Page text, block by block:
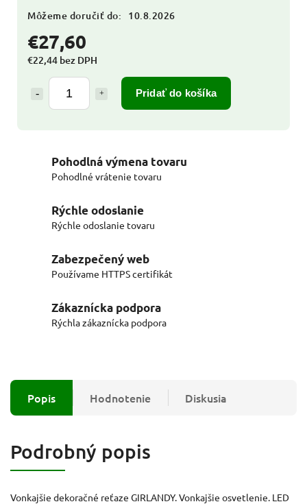
€27,60
€22,44 bez DPH
Pridať do košíka
Môžeme doručiť do: 10.8.2026
Pohodlná výmena tovaru
Pohodlné vrátenie tovaru
Rýchle odoslanie
Rýchle odoslanie tovaru
Zabezpečený web
Používame HTTPS certifikát
Zákaznícka podpora
Rýchla zákaznícka podpora
Popis Hodnotenie Diskusia
Podrobný popis
Vonkajšie dekoračné reťaze GIRLANDY. Vonkajšie osvetlenie. LED